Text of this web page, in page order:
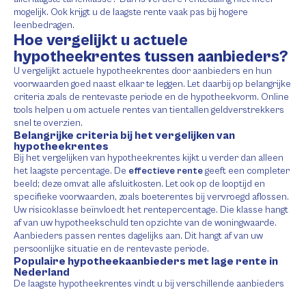
mogelijk. Ook krijgt u de laagste rente vaak pas bij hogere
leenbedragen.
Hoe vergelijkt u actuele
hypotheekrentes tussen aanbieders?
U vergelijkt actuele hypotheekrentes door aanbieders en hun
voorwaarden goed naast elkaar te leggen. Let daarbij op belangrijke
criteria zoals de rentevaste periode en de hypotheekvorm. Online
tools helpen u om actuele rentes van tientallen geldverstrekkers
snel te overzien.
Belangrijke criteria bij het vergelijken van
hypotheekrentes
Bij het vergelijken van hypotheekrentes kijkt u verder dan alleen
het laagste percentage. De effectieve rentegeeft een completer
beeld; deze omvat alle afsluitkosten. Let ook op de looptijd en
specifieke voorwaarden, zoals boeterentes bij vervroegd aflossen.
Uw risicoklasse beïnvloedt het rentepercentage. Die klasse hangt
af van uw hypotheekschuld ten opzichte van de woningwaarde.
Aanbieders passen rentes dagelijks aan. Dit hangt af van uw
persoonlijke situatie en de rentevaste periode.
Populaire hypotheekaanbieders met lage rente in
Nederland
De laagste hypotheekrentes vindt u bij verschillende aanbieders